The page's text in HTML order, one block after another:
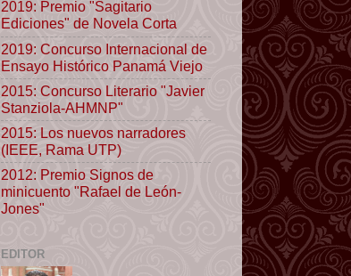
2019: Premio "Sagitario
Ediciones" de Novela Corta
2019: Concurso Internacional de
Ensayo Histórico Panamá Viejo
2015: Concurso Literario "Javier
Stanziola-AHMNP"
2015: Los nuevos narradores
(IEEE, Rama UTP)
2012: Premio Signos de
minicuento "Rafael de León-
Jones"
EDITOR